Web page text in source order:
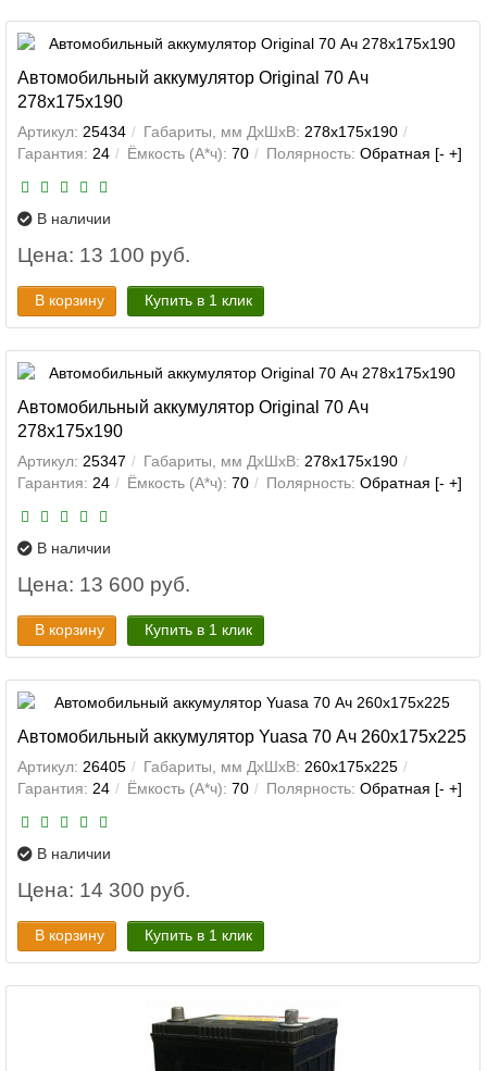
Автомобильный аккумулятор Original 70 Ач
278x175x190
Артикул: 25434 Габариты, мм ДхШхВ: 278x175x190
Гарантия: 24 Ёмкость (А*ч): 70 Полярность: Обратная [- +]
В наличии
Цена: 13 100 руб.
В корзину Купить в 1 клик
Автомобильный аккумулятор Original 70 Ач
278x175x190
Артикул: 25347 Габариты, мм ДхШхВ: 278x175x190
Гарантия: 24 Ёмкость (А*ч): 70 Полярность: Обратная [- +]
В наличии
Цена: 13 600 руб.
В корзину Купить в 1 клик
Автомобильный аккумулятор Yuasa 70 Ач 260x175x225
Артикул: 26405 Габариты, мм ДхШхВ: 260x175x225
Гарантия: 24 Ёмкость (А*ч): 70 Полярность: Обратная [- +]
В наличии
Цена: 14 300 руб.
В корзину Купить в 1 клик